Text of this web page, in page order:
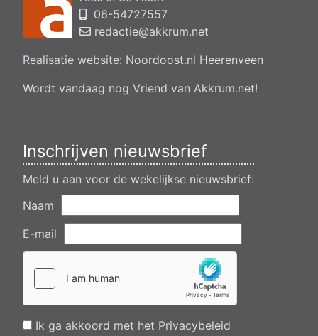
Aanvraag omgevingsvergunning, bouwen van een
bedrijfsverzamelgebouw, spikerboor naast nummer 11-1
Aanvraag omgevingsvergunning wateractiviteit wf-1009518
van een transformatorstation project nulelie Akkrum nabij de
06-54727557
redactie@akkrum.net
Realisatie website: Noordoost.nl Heerenveen
Wordt vandaag nog Vriend van Akkrum.net!
Inschrijven nieuwsbrief
Meld u aan voor de wekelijkse nieuwsbrief:
Naam
E-mail
Ik ga akkoord met het Privacybeleid